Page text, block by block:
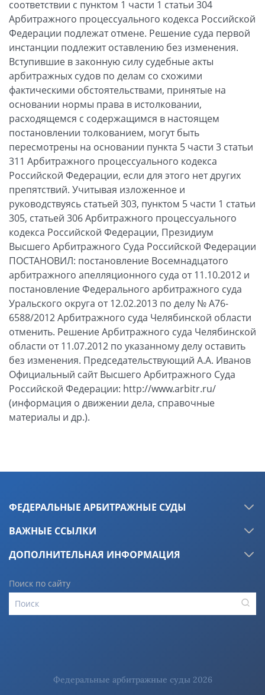
ФЕДЕРАЛЬНЫЕ АРБИТРАЖНЫЕ СУДЫ
ВАЖНЫЕ ССЫЛКИ
ДОПОЛНИТЕЛЬНАЯ ИНФОРМАЦИЯ
Поиск по сайту
Федеральные арбитражные суды 2026